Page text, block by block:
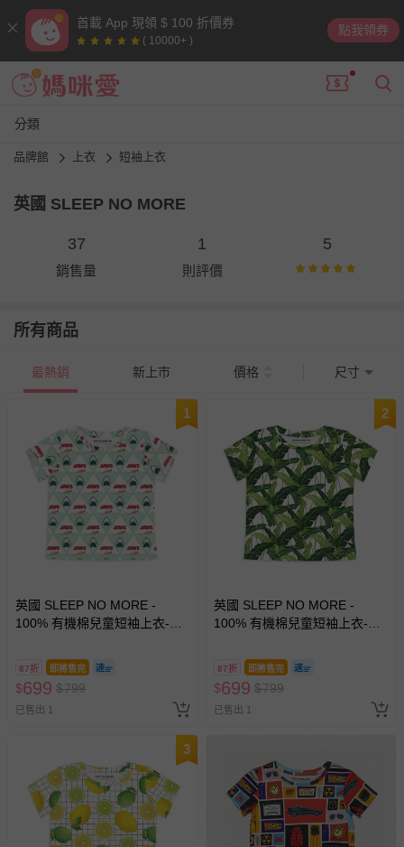
首載 App 現領 $ 100 折價券
( 10000+ )
點我領券
分類
品牌館 上衣 短袖上衣
英國 SLEEP NO MORE
37
銷售量
1
則評價
5
所有商品
最熱銷 新上市 價格 尺寸
1
英國 SLEEP NO MORE -
100% 有機棉兒童短袖上衣-大
87折 即將售完
$699 $799
已售出 1
2
英國 SLEEP NO MORE -
100% 有機棉兒童短袖上衣-綠
87折 即將售完
$699 $799
已售出 1
3